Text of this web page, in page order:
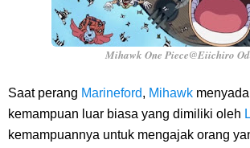
Mihawk One Piece@Eiichiro
Saat perang Marineford, Mihawk
kemampuan luar biasa yang dimiliki oleh
kemampuannya untuk mengajak orang